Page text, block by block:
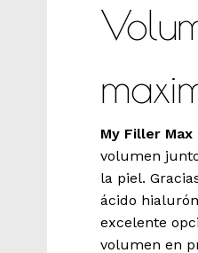
My Filler Max
volumen
la piel.
ácido
excelente
volumen en
nombre, correo electrónico y